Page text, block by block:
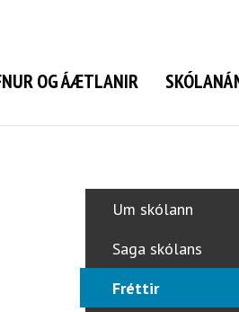
OG ÁÆTLANIR
Um skólann
Saga skólans
Fréttir